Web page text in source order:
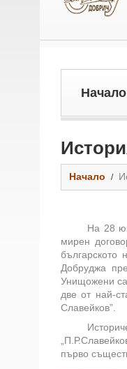
Начало
Начало
На 28
мирен
Добруджа
Унищожени
две от най-
Славейков”.
първо